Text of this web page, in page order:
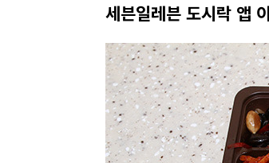
세븐일레븐 도시락 앱